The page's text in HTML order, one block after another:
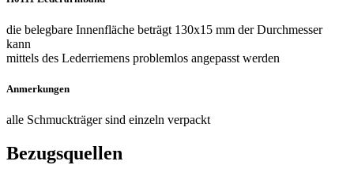
die belegbare Innenfläche beträgt 130x15 mm der Durchmesser
kann
mittels des Lederriemens problemlos angepasst werden
Anmerkungen
alle Schmuckträger sind einzeln verpackt
Bezugsquellen